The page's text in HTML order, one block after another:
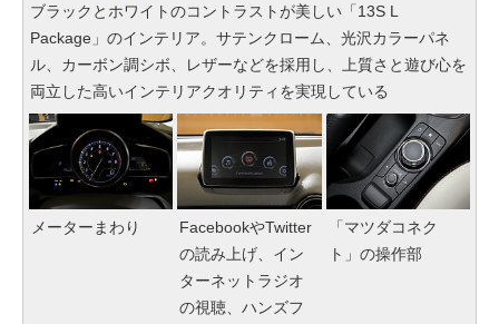
ブラックとホワイトのコントラストが美しい「13S L
Package」のインテリア。サテンクローム、光沢カラーパネ
ル、カーボン調シボ、レザーなどを採用し、上質さと遊び心を
両立した高いインテリアクオリティを実現している
メーターまわり
FacebookやTwitter
の読み上げ、イン
ターネットラジオ
の視聴、ハンズフ
「マツダコネク
ト」の操作部